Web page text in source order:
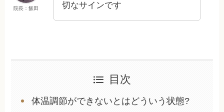
院長：飯田
切なサインです
目次
体温調節ができないとはどういう状態?